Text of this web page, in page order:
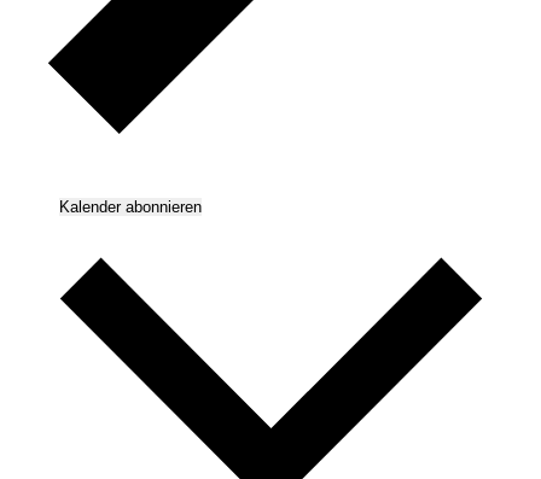
Kalender abonnieren